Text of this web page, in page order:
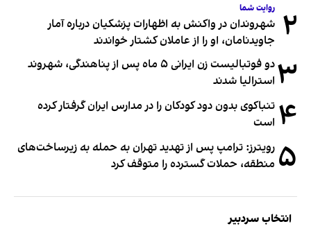
۲ روایت شما
شهروندان در واکنش به اظهارات پزشکیان درباره آمار
جاویدنامان، او را از عاملان کشتار خواندند
۳
دو فوتبالیست زن ایرانی ۵ ماه پس از پناهندگی، شهروند
استرالیا شدند
۴ تنباکوی بدون دود کودکان را در مدارس ایران گرفتار کرده
است
۵ رویترز: ترامپ پس از تهدید تهران به حمله به زیرساخت‌های
منطقه، حملات گسترده را متوقف کرد
انتخاب سردبیر